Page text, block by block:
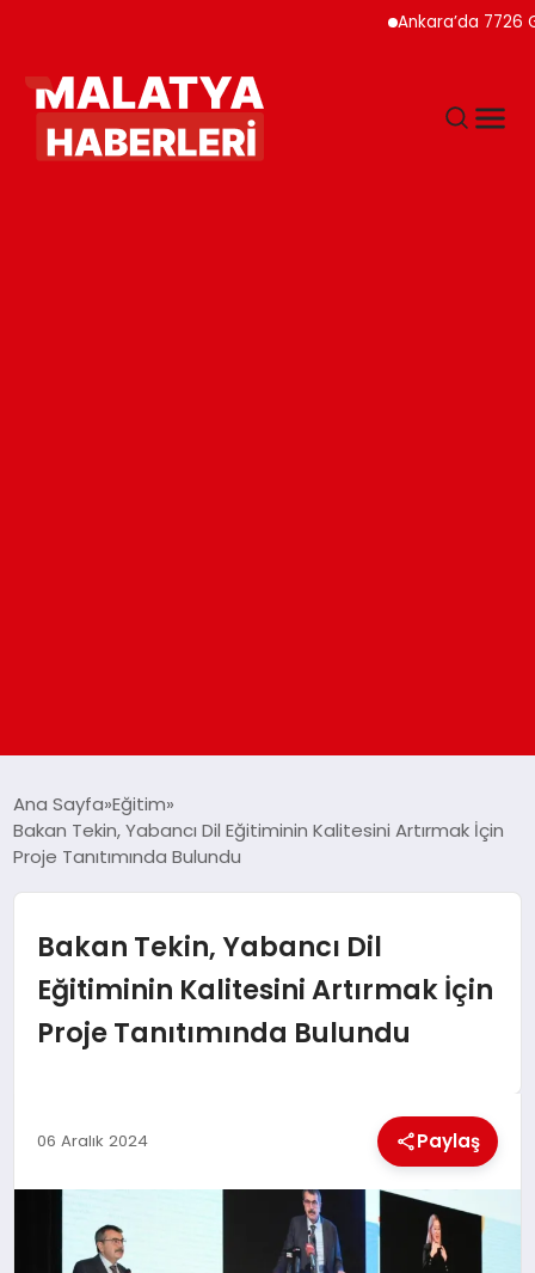
Ankara’da 7726
GÜNDEM
DÜNYA
EĞITIM
MAGAZIN
Ana Sayfa Eğitim
Bakan Tekin, Yabancı Dil Eğitiminin Kalitesini Artırmak İçin
Proje Tanıtımında Bulundu
Bakan Tekin, Yabancı Dil
Eğitiminin Kalitesini Artırmak İçin
Proje Tanıtımında Bulundu
06 Aralık 2024 Paylaş